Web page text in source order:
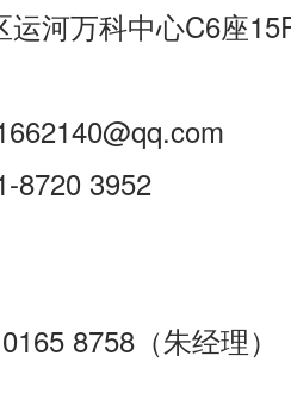
运河万科中心C6座
8720 3952
8758（朱经理）